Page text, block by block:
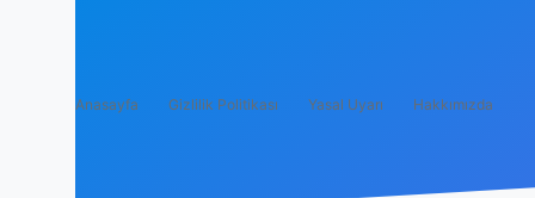
Anasayfa Gizlilik Politikası Yasal Uyarı Hakkımızda